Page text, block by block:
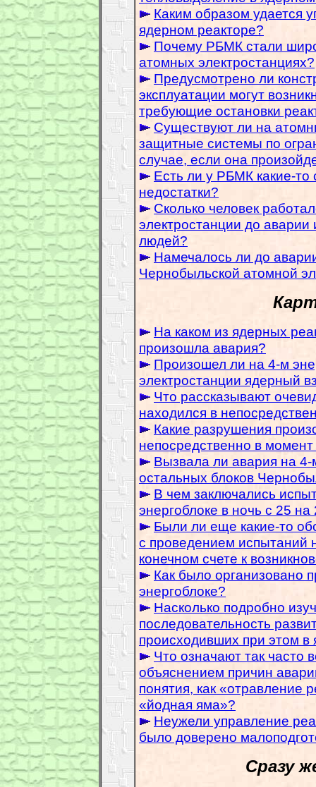
Каким образом удается
ядерном реакторе?
Почему РБМК стали
атомных электростанциях?
Предусмотрено ли
эксплуатации могут
требующие остановки
Существуют ли на
защитные системы по
случае, если она
Есть ли у РБМК какие-то
недостатки?
Сколько человек
электростанции до аварии
людей?
Намечалось ли до
Чернобыльской атомной
На каком из ядерных
произошла авария?
Произошел ли на 4-м
электростанции ядерный
Что рассказывают
находился в
Какие разрушения
непосредственно в
Вызвала ли авария на 4-
остальных блоков
В чем заключались
энергоблоке в ночь с 25 на
Были ли еще какие-то
с проведением испытаний
конечном счете к
Как было организовано
энергоблоке?
Насколько подробно
последовательность
происходивших при этом в
Что означают так часто
объяснением причин
понятия, как «отравление
«йодная яма»?
Неужели управление
было доверено
Сразу